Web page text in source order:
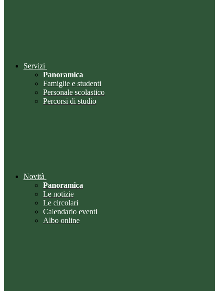
Servizi
Panoramica
Famiglie e studenti
Personale scolastico
Percorsi di studio
Novità
Panoramica
Le notizie
Le circolari
Calendario eventi
Albo online